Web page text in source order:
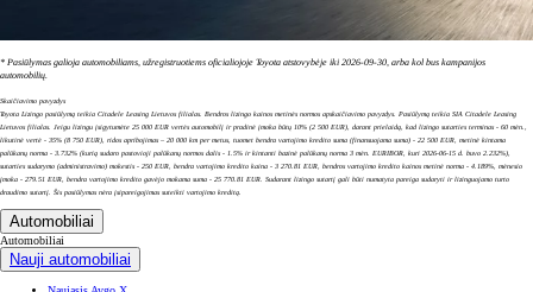
* Pasiūlymas galioja automobiliams, užregistruotiems oficialiojoje Toyota atstovybėje iki 2026-09-30, arba kol bus kampanijos
automobilių.
Skaičiavimo pavyzdys
Toyota Lizingo pasiūlymą teikia Citadele Leasing Lietuvos filialas. Bendros lizingo kainos metinės normos apskaičiavimo pavyzdys. Pasiūlymą teikia SIA Citadele Leasing
Lietuvos filialas. Jeigu lizingu įsigytumėte 25 000 EUR vertės automobilį ir pradinė įmoka būtų 10% (2 500 EUR), darant prielaidą, kad lizingo sutarties terminas - 60 mėn.,
likutinė vertė - 35% (8 750 EUR), ridos apribojimas – 20 000 km per metus, tuomet bendra vartojimo kredito suma (finansuojama suma) - 22 500 EUR, metinė kintama
palūkanų norma - 3.732% (kurią sudaro pastovioji palūkanų normos dalis - 1.5% ir kintanti bazinė palūkanų norma 3 mėn. EURIBOR, kuri 2026-06-15 d. buvo 2.232%),
sutarties sudarymo (administravimo) mokestis - 250 EUR, bendra vartojimo kredito kaina - 3 270.81 EUR, bendros vartojimo kredito kainos metinė norma - 4.189%, mėnesio
įmoka - 279.51 EUR, bendra vartojimo kredito gavėjo mokama suma - 25 770.81 EUR. Sudarant lizingo sutartį gali būti numatyta pareiga sudaryti ir lizinguojamo turto
draudimo sutartį. Šis pasiūlymas nėra įsipareigojimas suteikti vartojimo kreditą.
Automobiliai
Automobiliai
Nauji automobiliai